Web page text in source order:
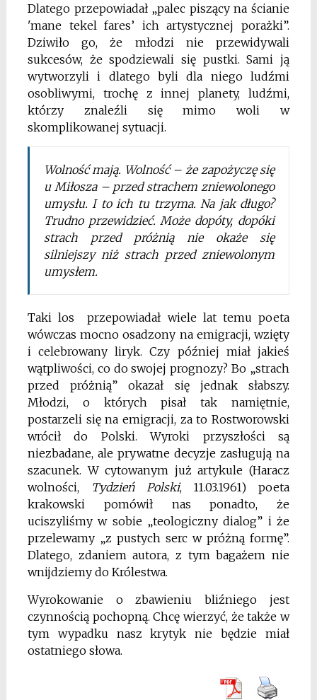
Dlatego przepowiadał „palec piszący na ścianie
'mane tekel fares’ ich artystycznej porażki”.
Dziwiło go, że młodzi nie przewidywali
sukcesów, że spodziewali się pustki. Sami ją
wytworzyli i dlatego byli dla niego ludźmi
osobliwymi, trochę z innej planety, ludźmi,
którzy znaleźli się mimo woli w
skomplikowanej sytuacji.
Wolność mają. Wolność – że zapożyczę się
u Miłosza – przed strachem zniewolonego
umysłu. I to ich tu trzyma. Na jak długo?
Trudno przewidzieć. Może dopóty, dopóki
strach przed próżnią nie okaże się
silniejszy niż strach przed zniewolonym
umysłem.
Taki los przepowiadał wiele lat temu poeta
wówczas mocno osadzony na emigracji, wzięty
i celebrowany liryk. Czy później miał jakieś
wątpliwości, co do swojej prognozy? Bo „strach
przed próżnią” okazał się jednak słabszy.
Młodzi, o których pisał tak namiętnie,
postarzeli się na emigracji, za to Rostworowski
wrócił do Polski. Wyroki przyszłości są
niezbadane, ale prywatne decyzje zasługują na
szacunek. W cytowanym już artykule (Haracz
wolności,
Tydzień Polski, 11.03.1961) poeta
krakowski pomówił nas ponadto, że
uciszyliśmy w sobie „teologiczny dialog” i że
przelewamy „z pustych serc w próżną formę”.
Dlatego, zdaniem autora, z tym bagażem nie
wnijdziemy do Królestwa.
Wyrokowanie o zbawieniu bliźniego jest
czynnością pochopną. Chcę wierzyć, że także w
tym wypadku nasz krytyk nie będzie miał
ostatniego słowa.